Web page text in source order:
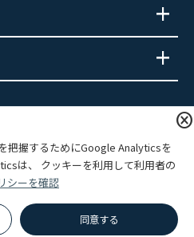
cancel
把握するためにGoogle Analyticsを
は、 クッキーを利用して利用者の
シーを確認
同意する
サイトマップ